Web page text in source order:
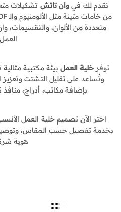
نقدم لك فيوان تاتش تشكيلات
متعددة من الألوان،
توفرخلية العمل بيئة مكتبية
وتُساعد على تقليل التشتت
بإضافة مكاتب، أدراج، منافذ
اختر الآن تصميم خلية العمل
بخدمة تفصيل حسب المقاس،
هوية